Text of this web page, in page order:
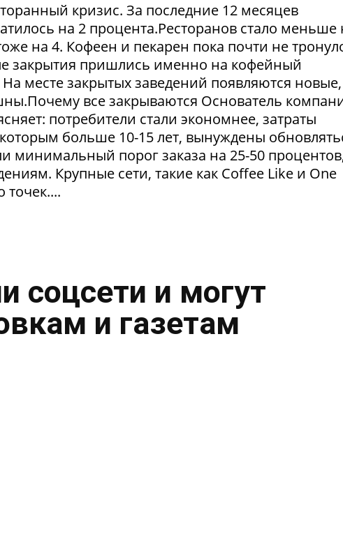
кризис. За последние 12 месяцев
на 2 процента.Ресторанов стало меньше
на 4. Кофеен и пекарен пока почти не
закрытия пришлись именно на кофейный
месте закрытых заведений появляются новые,
все закрываются Основатель
потребители стали экономнее, затраты
больше 10-15 лет, вынуждены
минимальный порог заказа на 25-50
Крупные сети, такие как Coffee Like и One
точек....
соцсети и могут
и газетам